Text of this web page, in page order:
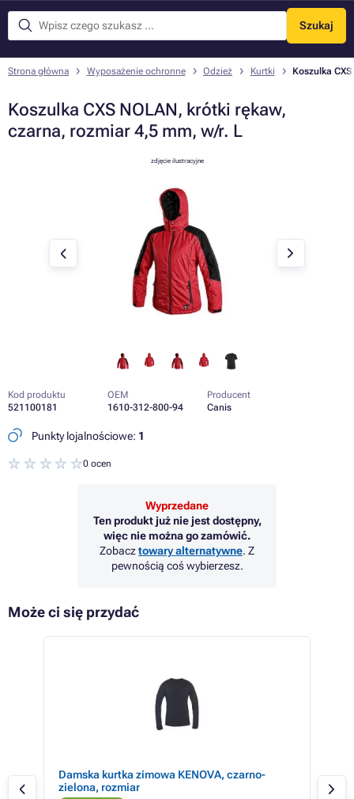
Szukaj
Menu
Strona główna Wyposażenie ochronne Odzież Kurtki Koszulka
Koszulka CXS NOLAN, krótki rękaw,
czarna, rozmiar 4,5 mm, w/r. L
zdjęcie ilustracyjne
Kod produktu
521100181
OEM
1610-312-800-94
Producent
Canis
Punkty lojalnościowe: 1
0 ocen
Wyprzedane
Ten produkt już nie jest dostępny,
więc nie można go zamówić.
Zobacztowary alternatywne. Z
pewnością coś wybierzesz.
Może ci się przydać
Damska kurtka zimowa KENOVA, czarno-
zielona, rozmiar
S